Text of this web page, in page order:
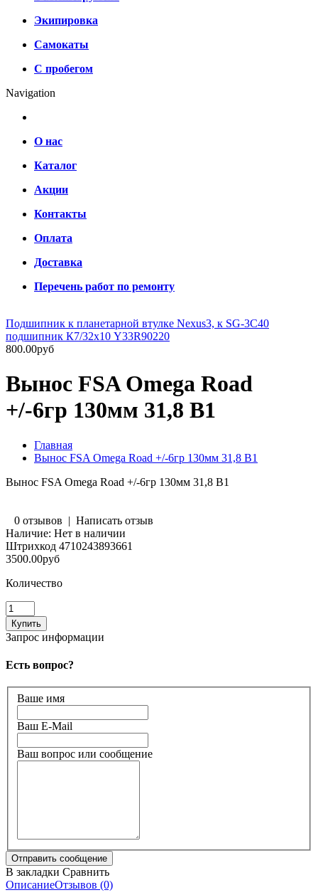
Экипировка
Самокаты
С пробегом
Navigation
О нас
Каталог
Акции
Контакты
Оплата
Доставка
Перечень работ по ремонту
Подшипник к планетарной втулке Nexus3, к SG-3C40
подшипник К7/32х10 Y33R90220
800.00руб
Вынос FSA Omega Road
+/-6гр 130мм 31,8 В1
Главная
Вынос FSA Omega Road +/-6гр 130мм 31,8 В1
Вынос FSA Omega Road +/-6гр 130мм 31,8 В1
0 отзывов | Написать отзыв
Наличие: Нет в наличии
Штрихкод 4710243893661
3500.00руб
Количество
Запрос информации
Есть вопрос?
Ваше имя
Ваш E-Mail
Ваш вопрос или сообщение
В закладки Сравнить
ОписаниеОтзывов (0)